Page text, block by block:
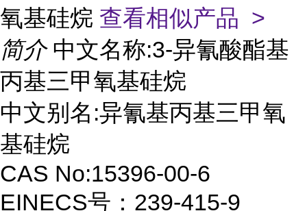
氧基硅烷 查看相似产品 >
简介 中文名称:3-异氰酸酯基
丙基三甲氧基硅烷
中文别名:异氰基丙基三甲氧
基硅烷
CAS No:15396-00-6
EINECS号：239-415-9